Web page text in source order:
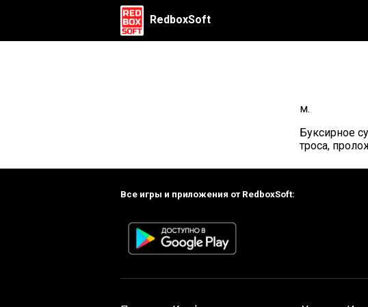
RedboxSoft
м.
Буксирное
троса,
Все игры и приложения от RedboxSoft: